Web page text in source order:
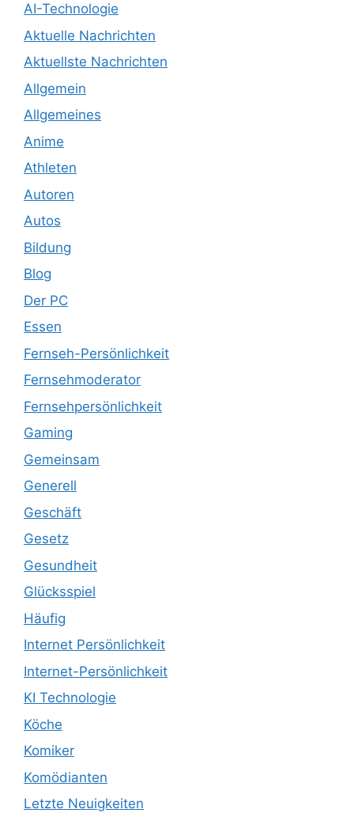
AI-Technologie
Aktuelle Nachrichten
Aktuellste Nachrichten
Allgemein
Allgemeines
Anime
Athleten
Autoren
Autos
Bildung
Blog
Der PC
Essen
Fernseh-Persönlichkeit
Fernsehmoderator
Fernsehpersönlichkeit
Gaming
Gemeinsam
Generell
Geschäft
Gesetz
Gesundheit
Glücksspiel
Häufig
Internet Persönlichkeit
Internet-Persönlichkeit
KI Technologie
Köche
Komiker
Komödianten
Letzte Neuigkeiten